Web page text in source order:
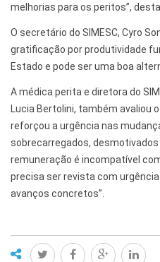
melhorias para os peritos”,
O secretário do SIMESC, Cyro
gratificação por produtividade
Estado e pode ser uma boa
A médica perita e diretora do
Lucia Bertolini, também avaliou
reforçou a urgência nas
sobrecarregados, desmotivados
remuneração é incompatível
precisa ser revista com
avanços concretos”.